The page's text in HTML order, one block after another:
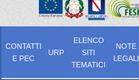
CONTATTI
E PEC
URP
ELENCO
SITI
TEMATICI
NOTE
LEGALI